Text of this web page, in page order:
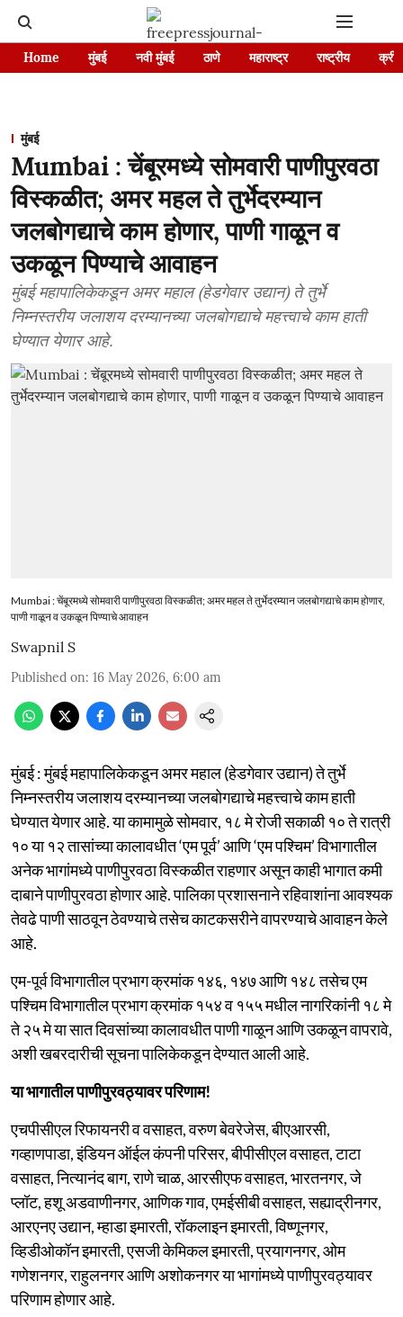
Home मुंबई नवी मुंबई ठाणे महाराष्ट्र राष्ट्रीय
मुंबई
Mumbai : चेंबूरमध्ये सोमवारी पाणीपुर‌वठा
विस्कळीत; अमर महल ते तुर्भेदरम्यान
जलबोगद्याचे काम होणार, पाणी गाळून व
उकळून पिण्याचे आवाहन
मुंबई महापालिकेकडून अमर महाल (हेडगेवार उद्यान) ते तुर्भे
निम्नस्तरीय जलाशय दरम्यानच्या जलबोगद्याचे महत्त्वाचे काम हाती
घेण्यात येणार आहे.
Mumbai : चेंबूरमध्ये सोमवारी पाणीपुर‌वठा विस्कळीत; अमर महल ते तुर्भेदरम्यान जलबोगद्याचे काम होणार,
पाणी गाळून व उकळून पिण्याचे आवाहन
Swapnil S
Published on: 16 May 2026, 6:00 am
मुंबई : मुंबई महापालिकेकडून अमर महाल (हेडगेवार उद्यान) ते तुर्भे
निम्नस्तरीय जलाशय दरम्यानच्या जलबोगद्याचे महत्त्वाचे काम हाती
घेण्यात येणार आहे. या कामामुळे सोमवार, १८ मे रोजी सकाळी १० ते रात्री
१० या १२ तासांच्या कालावधीत ‘एम पूर्व’ आणि ‘एम पश्चिम’ विभागातील
अनेक भागांमध्ये पाणीपुरवठा विस्कळीत राहणार असून काही भागात कमी
दाबाने पाणीपुरवठा होणार आहे. पालिका प्रशासनाने रहिवाशांना आवश्यक
तेवढे पाणी साठवून ठेवण्याचे तसेच काटकसरीने वापरण्याचे आवाहन केले
आहे.
एम-पूर्व विभागातील प्रभाग क्रमांक १४६, १४७ आणि १४८ तसेच एम
पश्चिम विभागातील प्रभाग क्रमांक १५४ व १५५ मधील नागरिकांनी १८ मे
ते २५ मे या सात दिवसांच्या कालावधीत पाणी गाळून आणि उकळून वापरावे,
अशी खबरदारीची सूचना पालिकेकडून देण्यात आली आहे.
या भागातील पाणीपुरवठ्यावर परिणाम!
एचपीसीएल रिफायनरी व वसाहत, वरुण बेवरेजेस, बीएआरसी,
गव्हाणपाडा, इंडियन ऑईल कंपनी परिसर, बीपीसीएल वसाहत, टाटा
वसाहत, नित्यानंद बाग, राणे चाळ, आरसीएफ वसाहत, भारतनगर, जे
प्लॉट, हशू अडवाणीनगर, आणिक गाव, एमईसीबी वसाहत, सह्याद्रीनगर,
आरएनए उद्यान, म्हाडा इमारती, रॉकलाइन इमारती, विष्णूनगर,
व्हिडीओकॉन इमारती, एसजी केमिकल इमारती, प्रयागनगर, ओम
गणेशनगर, राहुलनगर आणि अशोकनगर या भागांमध्ये पाणीपुरवठ्यावर
परिणाम होणार आहे.